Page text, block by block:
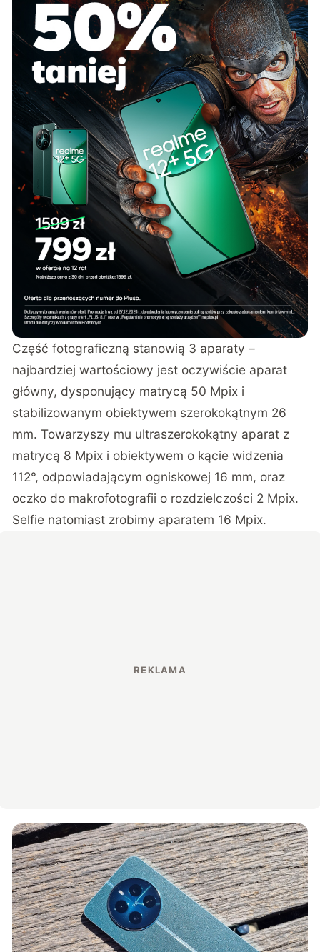
Część fotograficzną stanowią 3 aparaty –
najbardziej wartościowy jest oczywiście aparat
główny, dysponujący matrycą 50 Mpix i
stabilizowanym obiektywem szerokokątnym 26
mm. Towarzyszy mu ultraszerokokątny aparat z
matrycą 8 Mpix i obiektywem o kącie widzenia
112°, odpowiadającym ogniskowej 16 mm, oraz
oczko do makrofotografii o rozdzielczości 2 Mpix.
Selfie natomiast zrobimy aparatem 16 Mpix.